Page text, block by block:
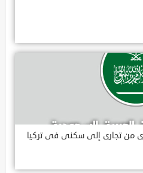
من تجارى إلى سكنى فى تركيا